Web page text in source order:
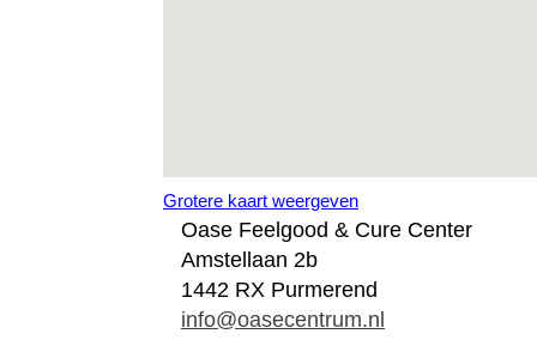
Grotere kaart weergeven
Oase Feelgood & Cure Center
Amstellaan 2b
1442 RX Purmerend
info@oasecentrum.nl